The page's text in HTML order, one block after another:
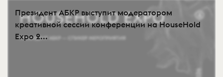
Президент АБКР выступит модератором
креативной сессии конференции на HouseHold
Expo 2...